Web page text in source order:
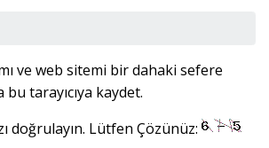
ve web sitemi bir dahaki sefere
bu tarayıcıya kaydet.
doğrulayın. Lütfen Çözünüz: